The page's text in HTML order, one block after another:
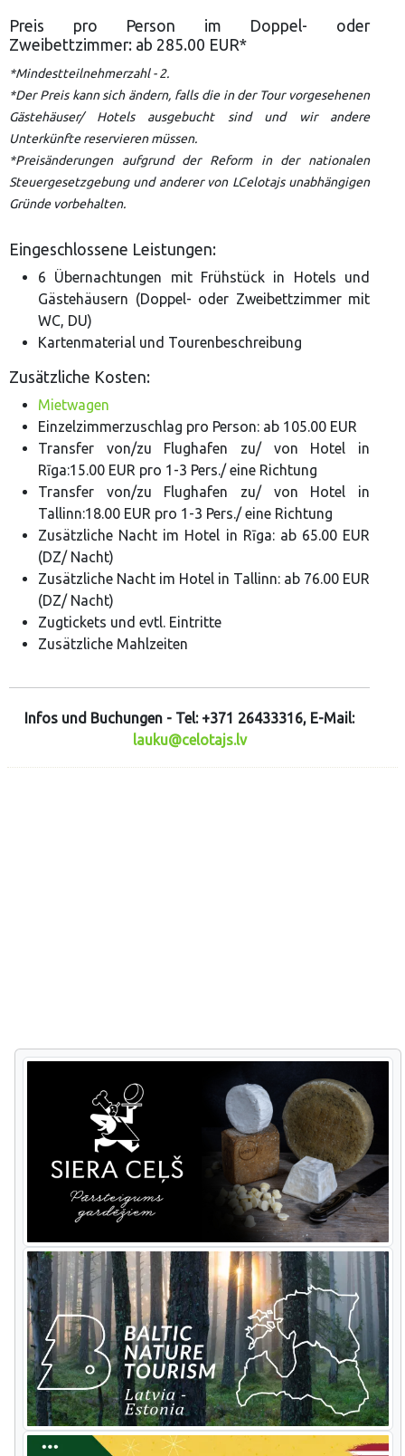
Preis pro Person im Doppel- oder
Zweibettzimmer: ab 285.00 EUR*
*Mindestteilnehmerzahl - 2.
*Der Preis kann sich ändern, falls die in der Tour vorgesehenen
Gästehäuser/ Hotels ausgebucht sind und wir andere
Unterkünfte reservieren müssen.
*Preisänderungen aufgrund der Reform in der nationalen
Steuergesetzgebung und anderer von LCelotajs unabhängigen
Gründe vorbehalten.
Eingeschlossene Leistungen:
6 Übernachtungen mit Frühstück in Hotels und
Gästehäusern (Doppel- oder Zweibettzimmer mit
WC, DU)
Kartenmaterial und Tourenbeschreibung
Zusätzliche Kosten:
Mietwagen
Einzelzimmerzuschlag pro Person: ab 105.00 EUR
Transfer von/zu Flughafen zu/ von Hotel in
Rīga:15.00 EUR pro 1-3 Pers./ eine Richtung
Transfer von/zu Flughafen zu/ von Hotel in
Tallinn:18.00 EUR pro 1-3 Pers./ eine Richtung
Zusätzliche Nacht im Hotel in Rīga: ab 65.00 EUR
(DZ/ Nacht)
Zusätzliche Nacht im Hotel in Tallinn: ab 76.00 EUR
(DZ/ Nacht)
Zugtickets und evtl. Eintritte
Zusätzliche Mahlzeiten
Infos und Buchungen - Tel: +371 26433316, E-Mail:
lauku@celotajs.lv